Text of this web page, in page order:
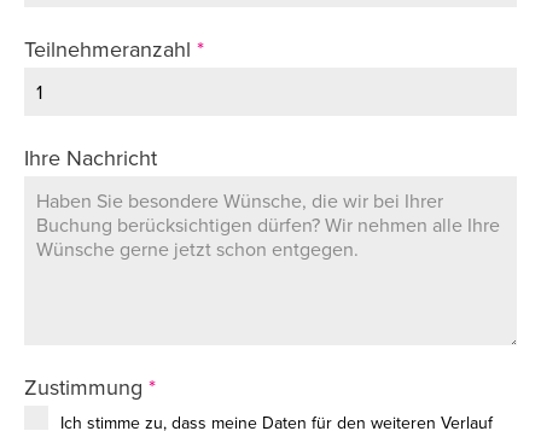
Teilnehmeranzahl *
Ihre Nachricht
Zustimmung *
Ich stimme zu, dass meine Daten für den weiteren Verlauf